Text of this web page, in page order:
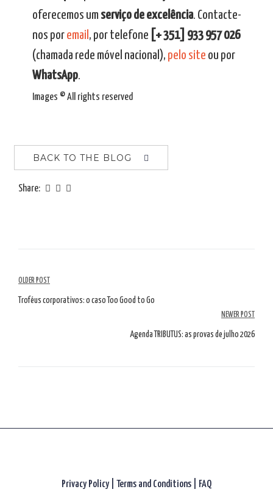
oferecemos um serviço de excelência. Contacte-
nos por email , por telefone [+ 351] 933 957 026
(chamada rede móvel nacional), pelo site ou por
WhatsApp.
Images © All rights reserved
BACK TO THE BLOG
Share:
Article
Navigation
OLDER POST
Troféus corporativos: o caso Too Good to Go
NEWER POST
Agenda TRIBUTUS: as provas de julho 2026
Privacy Policy Terms and Conditions | FAQ